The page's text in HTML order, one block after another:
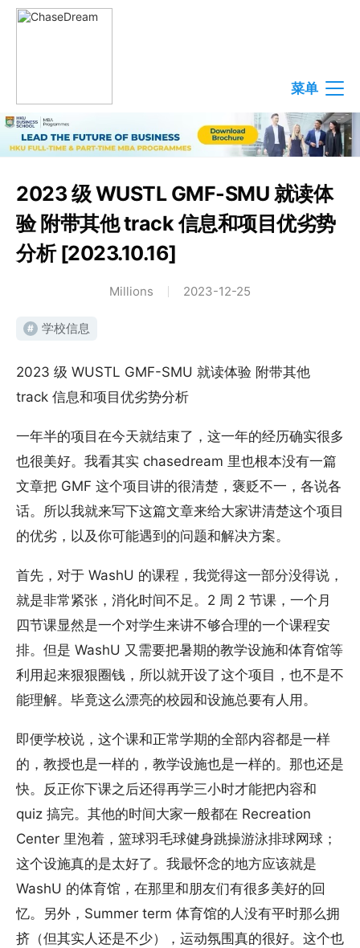
菜单
2023 级 WUSTL GMF-SMU 就读体
验 附带其他 track 信息和项目优劣势
分析 [2023.10.16]
Millions 2023-12-25
# 学校信息
2023 级 WUSTL GMF-SMU 就读体验 附带其他
track 信息和项目优劣势分析
一年半的项目在今天就结束了，这一年的经历确实很多
也很美好。我看其实 chasedream 里也根本没有一篇
文章把 GMF 这个项目讲的很清楚，褒贬不一，各说各
话。所以我就来写下这篇文章来给大家讲清楚这个项目
的优劣，以及你可能遇到的问题和解决方案。
首先，对于 WashU 的课程，我觉得这一部分没得说，
就是非常紧张，消化时间不足。2 周 2 节课，一个月
四节课显然是一个对学生来讲不够合理的一个课程安
排。但是 WashU 又需要把暑期的教学设施和体育馆等
利用起来狠狠圈钱，所以就开设了这个项目，也不是不
能理解。毕竟这么漂亮的校园和设施总要有人用。
即便学校说，这个课和正常学期的全部内容都是一样
的，教授也是一样的，教学设施也是一样的。那也还是
快。反正你下课之后还得再学三小时才能把内容和
quiz 搞完。其他的时间大家一般都在 Recreation
Center 里泡着，篮球羽毛球健身跳操游泳排球网球；
这个设施真的是太好了。我最怀念的地方应该就是
WashU 的体育馆，在那里和朋友们有很多美好的回
忆。另外，Summer term 体育馆的人没有平时那么拥
挤（但其实人还是不少），运动氛围真的很好。这个也